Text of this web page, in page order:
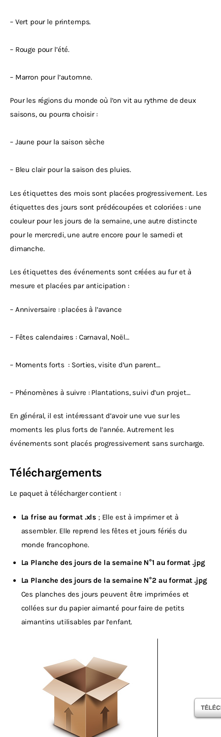
– Vert pour le printemps.
– Rouge pour l’été.
– Marron pour l’automne.
Pour les régions du monde où l’on vit au rythme de deux
saisons, ou pourra choisir :
– Jaune pour la saison sèche
– Bleu clair pour la saison des pluies.
Les étiquettes des mois sont placées progressivement. Les
étiquettes des jours sont prédécoupées et coloriées : une
couleur pour les jours de la semaine, une autre distincte
pour le mercredi, une autre encore pour le samedi et
dimanche.
Les étiquettes des événements sont créées au fur et à
mesure et placées par anticipation :
– Anniversaire : placées à l’avance
– Fêtes calendaires : Carnaval, Noël…
– Moments forts  : Sorties, visite d’un parent…
– Phénomènes à suivre : Plantations, suivi d’un projet…
En général, il est intéressant d’avoir une vue sur les
moments les plus forts de l’année. Autrement les
événements sont placés progressivement sans surcharge.
Téléchargements
Le paquet à télécharger contient :
La frise au format .xls ; Elle est à imprimer et à
assembler. Elle reprend les fêtes et jours fériés du
monde francophone.
La Planche des jours de la semaine N°1 au format .jpg
La Planche des jours de la semaine N°2 au format .jpg
Ces planches des jours peuvent être imprimées et
collées sur du papier aimanté pour faire de petits
aimantins utilisables par l’enfant.